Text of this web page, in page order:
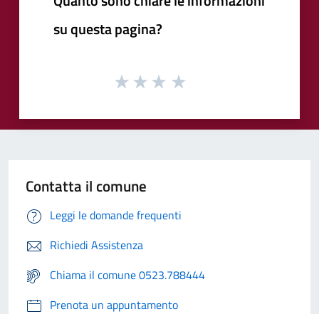
su questa pagina?
Contatta il comune
Leggi le domande frequenti
Richiedi Assistenza
Chiama il comune 0523.788444
Prenota un appuntamento